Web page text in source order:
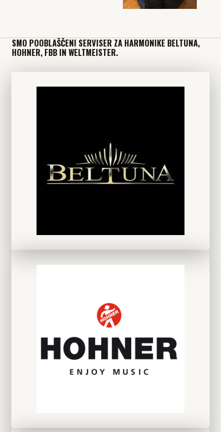
SMO POOBLAŠČENI SERVISER ZA HARMONIKE BELTUNA,
HOHNER, FBB IN WELTMEISTER.